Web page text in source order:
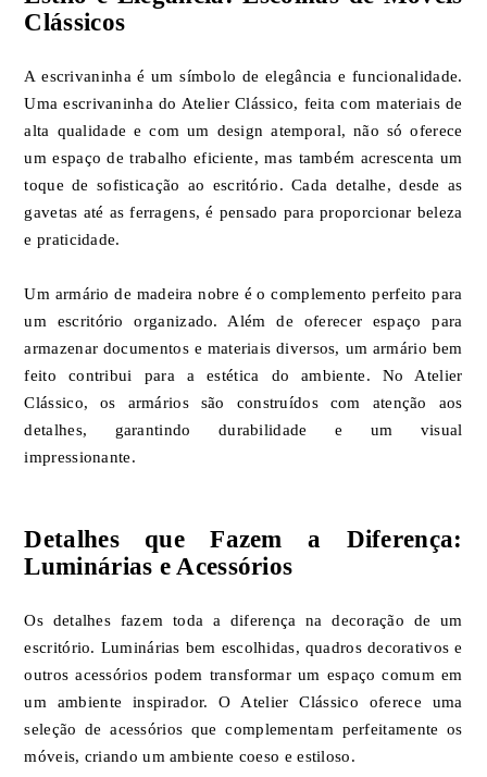
Clássicos
A escrivaninha é um símbolo de elegância e funcionalidade.
Uma escrivaninha do Atelier Clássico, feita com materiais de
alta qualidade e com um design atemporal, não só oferece
um espaço de trabalho eficiente, mas também acrescenta um
toque de sofisticação ao escritório. Cada detalhe, desde as
gavetas até as ferragens, é pensado para proporcionar beleza
e praticidade.
Um armário de madeira nobre é o complemento perfeito para
um escritório organizado. Além de oferecer espaço para
armazenar documentos e materiais diversos, um armário bem
feito contribui para a estética do ambiente. No Atelier
Clássico, os armários são construídos com atenção aos
detalhes, garantindo durabilidade e um visual
impressionante.
Detalhes que Fazem a Diferença:
Luminárias e Acessórios
Os detalhes fazem toda a diferença na decoração de um
escritório. Luminárias bem escolhidas, quadros decorativos e
outros acessórios podem transformar um espaço comum em
um ambiente inspirador. O Atelier Clássico oferece uma
seleção de acessórios que complementam perfeitamente os
móveis, criando um ambiente coeso e estiloso.